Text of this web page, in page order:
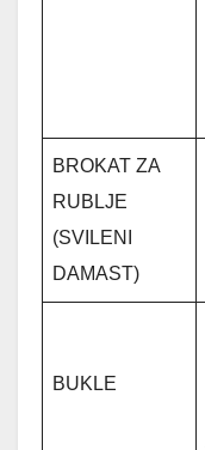
BROKAT ZA
RUBLJE
(SVILENI
DAMAST)
BUKLE